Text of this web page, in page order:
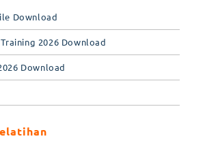
Download
2026 Download
Download